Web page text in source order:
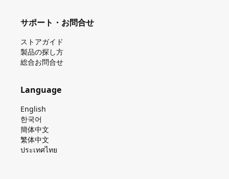
サポート・お問合せ
ストアガイド
製品の探し⽅
総合お問合せ
Language
English
한국어
簡体中文
繁体中文
ประเทศไทย